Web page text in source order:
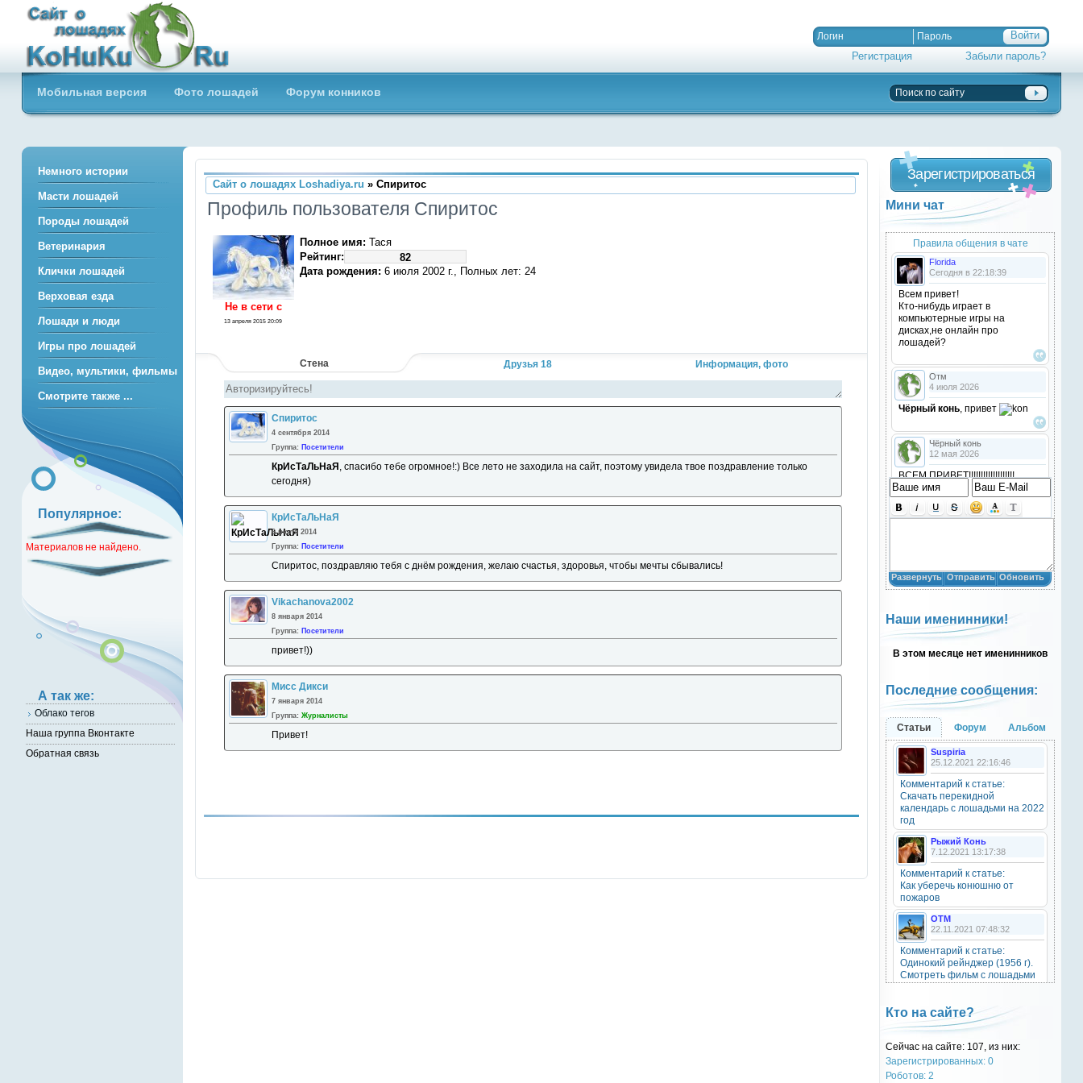
Сайт о лошадях loshadiya.ru
Приветствуем всех любителей
лошадей и конного спорта!
Регистрация Забыли пароль?
Мобильная версия Фото лошадей Форум конников
Сайт о лошадях Loshadiya.ru » Спиритос
Профиль пользователя Спиритос
Не в сети c
13 апреля 2015 20:09
Полное имя: Тася
Рейтинг:
82
Дата рождения: 6 июля 2002 г., Полных лет: 24
Стена Друзья 18 Информация, фото
Спиритос
4 сентября 2014
Группа: Посетители
КрИсТаЛьНаЯ , спасибо тебе огромное!:) Все лето не заходила на сайт, поэтому увидела твое поздравление только
сегодня)
КрИсТаЛьНаЯ
6 июля 2014
Группа: Посетители
Спиритос, поздравляю тебя с днём рождения, желаю счастья, здоровья, чтобы мечты сбывались!
Vikachanova2002
8 января 2014
Группа: Посетители
привет!))
Мисс Дикси
7 января 2014
Группа: Журналисты
Привет!
Зарегистрироваться
Мини чат
Правила общения в чате
Florida
Сегодня в 22:18:39
Всем привет!
Кто-нибудь играет в
компьютерные игры на
дисках,не онлайн про
лошадей?
Отм
4 июля 2026
Чёрный конь, привет
Чёрный конь
12 мая 2026
ВСЕМ ПРИВЕТ!!!!!!!!!!!!!!!!!!!
!!!!
Анастасия18
Анастасия18
кто игры скачивал недавно?
Анастасия18
привет
Natali
20 октября 2025
OTM
6 сентября 2025
Grey-Rattto
Grey-Rattto
2 сентября 2025
Все ещё в деле
Grey-Rattto
2 сентября 2025
Приветствую товарищи! Привет
ОТМ!
17 ноября 2024
oper202, нет такого номера в
телеге
oper202
Развернуть Отправить Обновить
Наши именинники!
В этом месяце нет именинников
Последние сообщения:
Статьи Форум Альбом
Suspiria
25.12.2021 22:16:46
Комментарий к статье:
Скачать перекидной
календарь с лошадьми на 2022
год
Рыжий Конь
7.12.2021 13:17:38
Комментарий к статье:
Как уберечь конюшню от
пожаров
OTM
22.11.2021 07:48:32
Комментарий к статье:
Одинокий рейнджер (1956 г).
Смотреть фильм с лошадьми
Natali
28.09.2021 15:30:39
Комментарий к статье:
Тест «Масти и отметины»
OTM
Кто на сайте?
Сейчас на сайте: 107, из них:
Зарегистрированных: 0
Роботов: 2
Немного истории
Масти лошадей
Породы лошадей
Ветеринария
Клички лошадей
Верховая езда
Лошади и люди
Игры про лошадей
Видео, мультики, фильмы
Смотрите также ...
Популярное:
Материалов не найдено.
А так же:
Облако тегов
Наша группа Вконтакте
Обратная связь